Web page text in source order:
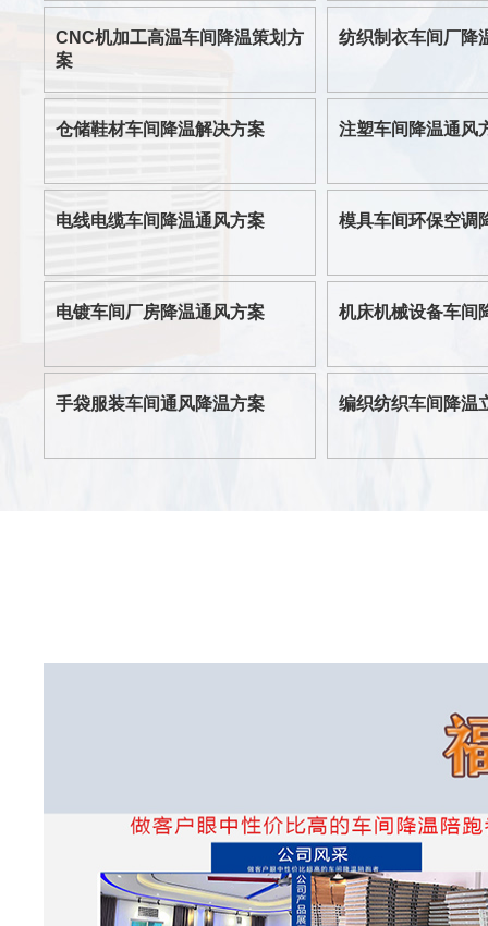
CNC机加工高温车间降温策划方
案
纺织制衣车间厂降
仓储鞋材车间降温解决方案 注塑车间降温通风
电线电缆车间降温通风方案 模具车间环保空调
电镀车间厂房降温通风方案 机床机械设备车间
手袋服装车间通风降温方案 编织纺织车间降温